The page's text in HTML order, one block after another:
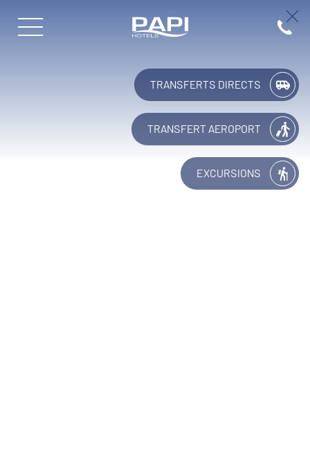
Papi Hotels
(+34)
TRANSFERTS DIRECTS
EXCURSIONS
TRANSFERT AÉROPORT